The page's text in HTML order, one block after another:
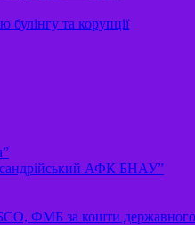
булінгу та корупції
АФК БНАУ”
ФМБ за кошти